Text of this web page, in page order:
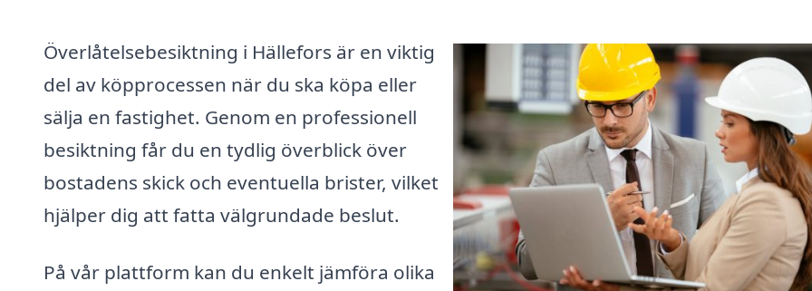
Överlåtelsebesiktning i Hällefors är en viktig
del av köpprocessen när du ska köpa eller
sälja en fastighet. Genom en professionell
besiktning får du en tydlig överblick över
bostadens skick och eventuella brister, vilket
hjälper dig att fatta välgrundade beslut.
På vår plattform kan du enkelt jämföra olika